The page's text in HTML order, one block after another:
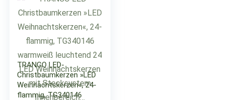
TRANGO LED-
Christbaumkerzen »LED
Weihnachtskerzen«, 24-
flammig, TG340146